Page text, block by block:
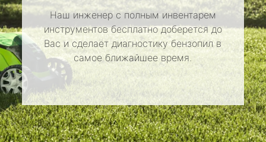
Наш инженер с полным инвентарем
инструментов бесплатно доберется до
Вас и сделает диагностику бензопил в
самое ближайшее время.